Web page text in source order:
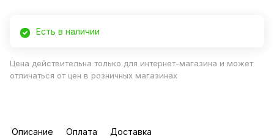
Есть в наличии
Цена действительна только для интернет-магазина и может
отличаться от цен в розничных магазинах
Описание Оплата Доставка